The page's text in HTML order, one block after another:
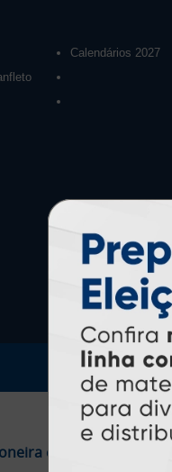
Calendários 2027
em Personalização